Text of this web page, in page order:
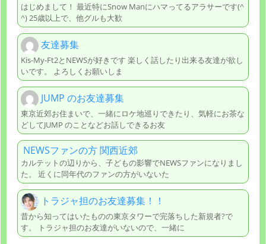
はじめまして！ 最近特にSnow Manにハマってるアラサーです(^
^) 25歳以上で、他グルも大歓
友達募集
Kis-My-Ft2とNEWSが好きです 楽しく話したり出来る友達が欲し
いです。 よろしくお願いしま
JUMP のお友達募集
東京近郊お住まいで、一緒にロケ地巡りできたり、気軽にお茶な
どしてJUMP のことなどお話しできるお友
NEWSファンの方 関西近郊
カルテットの辺りから、子どもの影響でNEWSファンになりまし
た。 近くに同年代のファンの方がいないた
トラジャ担のお友達募集！！
昔から知ってはいたものの東京タワーで完落ちした新規者?で
す。 トラジャ担のお友達がいないので、一緒に